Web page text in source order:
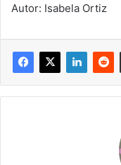
Autor: Isabela Ortiz